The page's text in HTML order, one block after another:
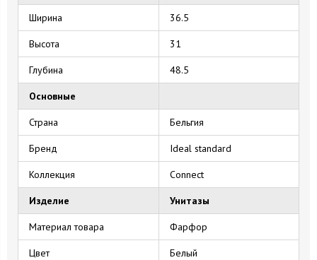
Ширина 36.5
Высота 31
Глубина 48.5
Основные
Страна Бельгия
Бренд Ideal standard
Коллекция Connect
Изделие Унитазы
Материал товара Фарфор
Цвет Белый